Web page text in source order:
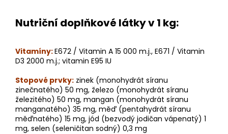
Nutriční doplňkové látky v 1 kg:
Vitamíny:E672 / Vitamin A 15 000 m.j., E671 / Vitamin
D3 2000 m.j.; vitamin E95 IU
Stopové prvky: zinek (monohydrát síranu
zinečnatého) 50 mg, železo (monohydrát síranu
železitého) 50 mg, mangan (monohydrát síranu
manganatého) 35 mg, měď (pentahydrát síranu
měďnatého) 15 mg, jód (bezvodý jodičan vápenatý) 1
mg, selen (seleničitan sodný) 0,3 mg